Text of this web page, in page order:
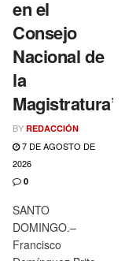
en el
Consejo
Nacional de
la
Magistratura”
BY REDACCIÓN
7 DE AGOSTO DE
2026
0
SANTO
DOMINGO.–
Francisco